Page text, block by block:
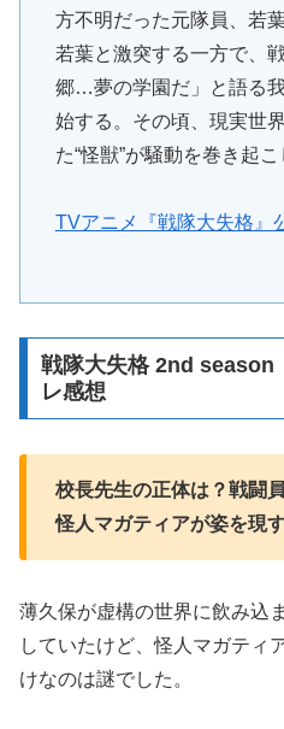
方不明だった元隊員、若
若葉と激突する一方で、
郷…夢の学園だ」と語る
始する。その頃、現実世
た“怪獣”が騒動を巻き起こ
TVアニメ『戦隊大失格』
戦隊大失格 2nd season
レ感想
校長先生の正体は？戦闘
怪人マガティアが姿を現
薄久保が虚構の世界に飲み込
していたけど、怪人マガティ
けなのは謎でした。